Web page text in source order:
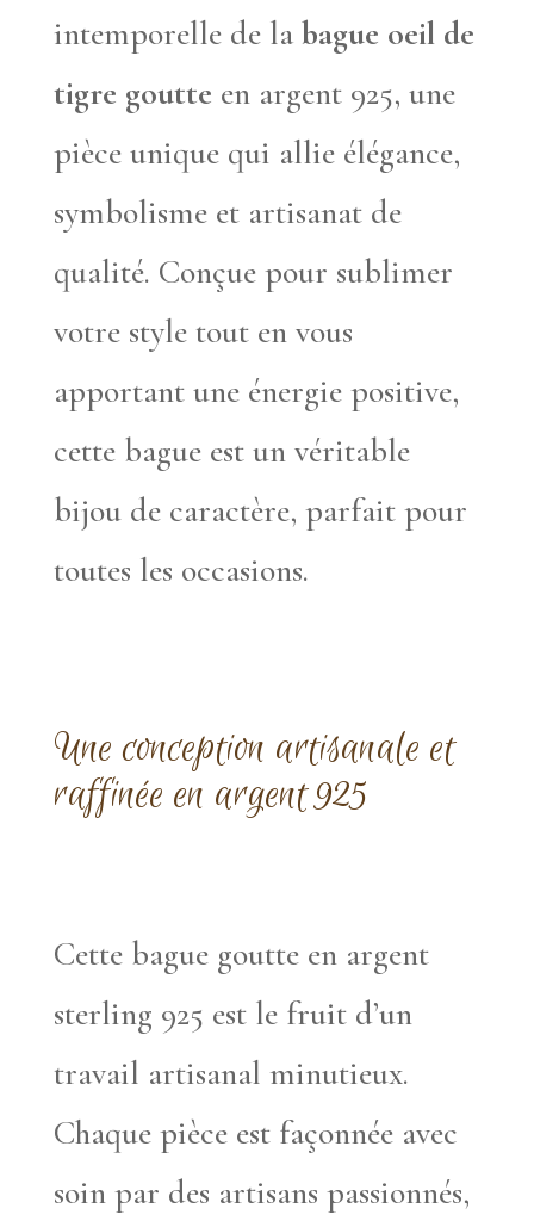
intemporelle de la bague oeil de
tigre goutte en argent 925, une
pièce unique qui allie élégance,
symbolisme et artisanat de
qualité. Conçue pour sublimer
votre style tout en vous
apportant une énergie positive,
cette bague est un véritable
bijou de caractère, parfait pour
toutes les occasions.
Une conception artisanale et
raffinée en argent 925
Cette bague goutte en argent
sterling 925 est le fruit d’un
travail artisanal minutieux.
Chaque pièce est façonnée avec
soin par des artisans passionnés,